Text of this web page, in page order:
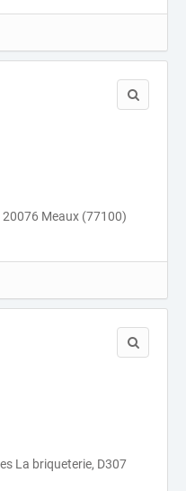
20076 Meaux (77100)
La briqueterie, D307